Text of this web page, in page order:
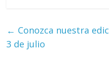
← Conozca nuestra
3 de julio